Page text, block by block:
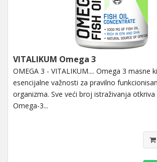
VITALIKUM Omega 3
OMEGA 3 - VITALIKUM.... Omega 3 masne
esencijalne važnosti za pravilno
organizma. Sve veći broj istraživanja
Omega-3...